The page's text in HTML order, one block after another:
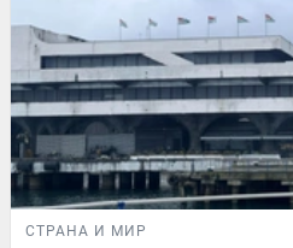
СТРАНА И МИР